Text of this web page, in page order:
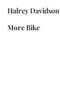
Halrey Davidson
More Bike